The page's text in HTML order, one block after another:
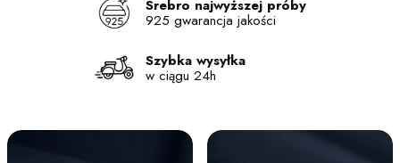
Srebro najwyższej próby
925 gwarancja jakości
Szybka wysyłka
w ciągu 24h